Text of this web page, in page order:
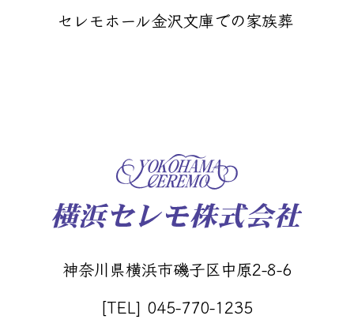
セレモホール金沢文庫での家族葬
神奈川県横浜市磯子区中原2-8-6
[TEL] 045-770-1235